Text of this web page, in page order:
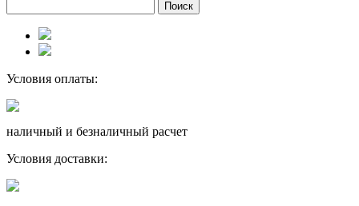
Условия оплаты:
наличный и безналичный расчет
Условия доставки: